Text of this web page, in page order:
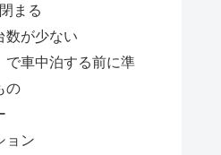
まる
数が少ない
で車中泊する前に準
の
ョン